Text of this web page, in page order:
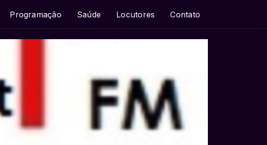
Programação Saúde Locutores Contato